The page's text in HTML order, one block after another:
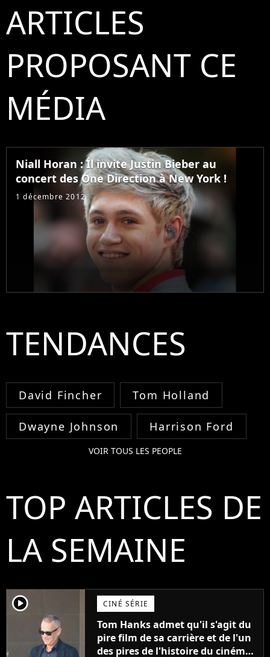
ARTICLES
PROPOSANT CE
MÉDIA
Niall Horan : Il invite Justin Bieber au
concert des One Direction à New York !
1 décembre 2012
TENDANCES
David Fincher Tom Holland
Dwayne Johnson Harrison Ford
VOIR TOUS LES PEOPLE
TOP ARTICLES DE
LA SEMAINE
player2 CINÉ SÉRIE
Tom Hanks admet qu'il s'agit du
pire film de sa carrière et de l'un
des pires de l'histoire du cinéma :